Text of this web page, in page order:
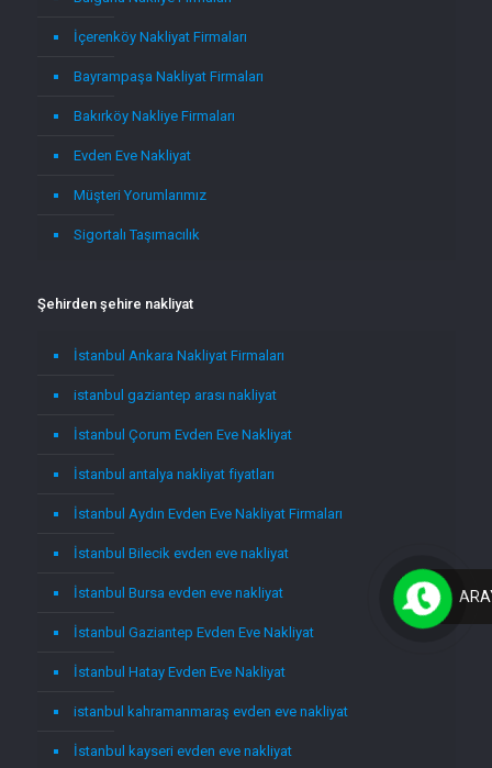
İçerenköy Nakliyat Firmaları
Bayrampaşa Nakliyat Firmaları
Bakırköy Nakliye Firmaları
Evden Eve Nakliyat
Müşteri Yorumlarımız
Sigortalı Taşımacılık
Şehirden şehire nakliyat
İstanbul Ankara Nakliyat Firmaları
istanbul gaziantep arası nakliyat
İstanbul Çorum Evden Eve Nakliyat
İstanbul antalya nakliyat fiyatları
İstanbul Aydın Evden Eve Nakliyat Firmaları
İstanbul Bilecik evden eve nakliyat
İstanbul Bursa evden eve nakliyat
İstanbul Gaziantep Evden Eve Nakliyat
İstanbul Hatay Evden Eve Nakliyat
istanbul kahramanmaraş evden eve nakliyat
İstanbul kayseri evden eve nakliyat